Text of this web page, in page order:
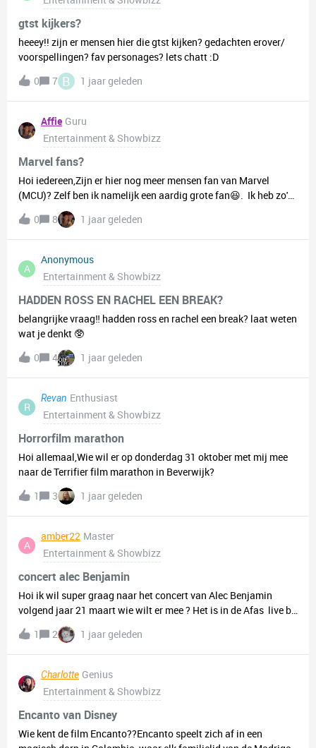
vallen maar wel altijd rond de kerst worden gedraaid. Ik heb het
dan over films zoals Harry Potter en Lord Of The Rings. Die zijn
voor mij onmisbaar tijdens de kerstdagen!🎄Nu ben ik
benieuwd... Welke kerstfilms horen voor jullie echt bij de
feestdagen? 🎬✨
gtst kijkers?
heeey!! zijn er mensen hier die gtst kijken? gedachten erover/
voorspellingen? fav personages? lets chatt :D
0
7 B 1 jaar geleden
Affie Guru
Entertainment & Showbizz
Marvel fans?
Hoi iedereen,Zijn er hier nog meer mensen fan van Marvel
(MCU)? Zelf ben ik namelijk een aardig grote fan😆. Ik heb zo'n
beetje alle films gezien en kijk ook naar de meeste series die
erbij horen. De laatste Marvel show die ik heb gezien is Agatha
All Along en die vond ik echt super leuk!Ik ben benieuwd naar
andere mensen hun favoriete films/shows, characters van
Marvel, so let me know!!
0 8 1 jaar geleden
A
Anonymous
Entertainment & Showbizz
HADDEN ROSS EN RACHEL EEN BREAK?
belangrijke vraag‼️ hadden ross en rachel een break? laat weten
wat je denkt 🥸
0
4 1 jaar geleden
R
Revan Enthusiast
Entertainment & Showbizz
Horrorfilm marathon
Hoi allemaal,Wie wil er op donderdag 31 oktober met mij mee
naar de Terrifier film marathon in Beverwijk?
1
3 1 jaar geleden
A
amber22 Master
Entertainment & Showbizz
concert alec Benjamin
Hoi ik wil super graag naar het concert van Alec Benjamin
volgend jaar 21 maart wie wilt er mee ? Het is in de Afas live bij
Amsterdam
1 2 1 jaar geleden
Charlotte Genius
Entertainment & Showbizz
Encanto van Disney
Wie kent de film Encanto??Encanto speelt zich af in een